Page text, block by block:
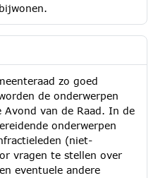
zo goed
de onderwerpen
van de Raad. In de
onderwerpen
(niet-
vragen te stellen over
eventuele andere